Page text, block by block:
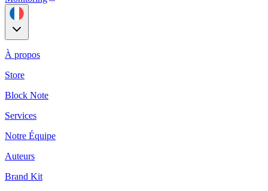
À propos
Store
Block Note
Services
Notre Équipe
Auteurs
Brand Kit